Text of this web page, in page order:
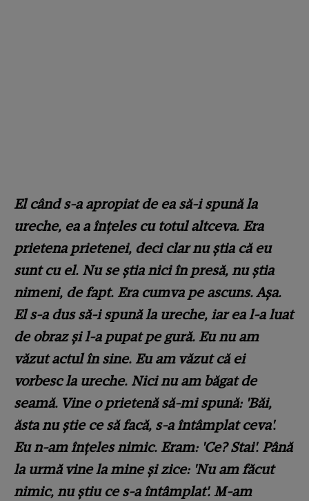
El când s-a apropiat de ea să-i spună la
ureche, ea a înțeles cu totul altceva. Era
prietena prietenei, deci clar nu știa că eu
sunt cu el. Nu se știa nici în presă, nu știa
nimeni, de fapt. Era cumva pe ascuns. Așa.
El s-a dus să-i spună la ureche, iar ea l-a luat
de obraz și l-a pupat pe gură. Eu nu am
văzut actul în sine. Eu am văzut că ei
vorbesc la ureche. Nici nu am băgat de
seamă. Vine o prietenă să-mi spună: 'Băi,
ăsta nu știe ce să facă, s-a întâmplat ceva'.
Eu n-am înțeles nimic. Eram: 'Ce? Stai'. Până
la urmă vine la mine și zice: 'Nu am făcut
nimic, nu știu ce s-a întâmplat'. M-am